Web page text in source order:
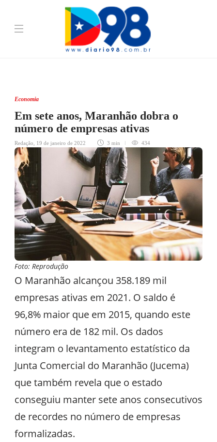
Economia
Em sete anos, Maranhão dobra o
número de empresas ativas
Redação 19 de janeiro de 2022 3 min 434
Foto: Reprodução
O Maranhão alcançou 358.189 mil
empresas ativas em 2021. O saldo é
96,8% maior que em 2015, quando este
número era de 182 mil. Os dados
integram o levantamento estatístico da
Junta Comercial do Maranhão (Jucema)
que também revela que o estado
conseguiu manter sete anos consecutivos
de recordes no número de empresas
formalizadas.